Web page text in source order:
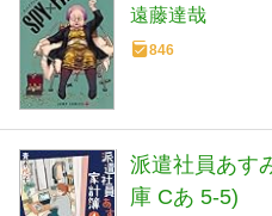
遠藤達哉
846
派遣社員あす
庫 Cあ 5-5)